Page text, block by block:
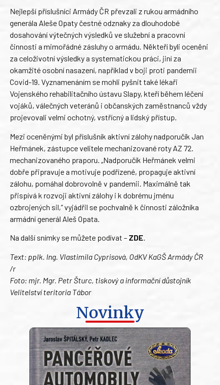
Nejlepší příslušníci Armády ČR převzali z rukou armádního
generála Aleše Opaty čestné odznaky za dlouhodobé
dosahování výtečných výsledků ve služební a pracovní
činnosti a mimořádné zásluhy o armádu. Někteří byli oceněni
za celoživotní výsledky a systematickou práci, jiní za
okamžité osobní nasazení, například v boji proti pandemii
Covid-19. Vyznamenáním se mohli pyšnit také lékaři
Vojenského rehabilitačního ústavu Slapy, kteří během léčení
vojáků, válečných veteránů i občanských zaměstnanců vždy
projevovali velmi ochotný, vstřícný a lidský přístup.
Mezi oceněnými byl příslušník aktivní zálohy nadporučík Jan
Heřmánek, zástupce velitele mechanizované roty AZ 72.
mechanizovaného praporu. „Nadporučík Heřmánek velmi
dobře připravuje a motivuje podřízené, propaguje aktivní
zálohu, pomáhal dobrovolně v pandemii. Maximálně tak
přispívá k rozvoji aktivní zálohy i k dobrému jménu
ozbrojených sil,“ vyjádřil se pochvalně k činnosti záložníka
armádní generál Aleš Opata.
Na další snímky se můžete podívat – ZDE.
Text: pplk. Ing. Vlastimila Cyprisová, OdKV KaGŠ Armády ČR
/r
Foto: mjr. Mgr. Petr Šturc, tiskový a informační důstojník
Velitelství teritoria Tábor
Novinky